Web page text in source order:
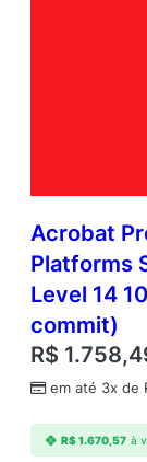
Acrobat
Platforms
Level 14
commit)
R$
em até 3x de
R$1.670,57 à